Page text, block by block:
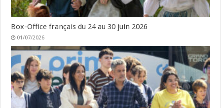
Box-Office français du 24 au 30 juin 2026
01/07/2026